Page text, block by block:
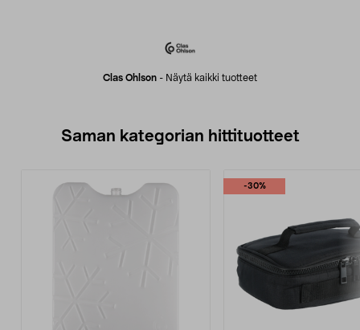
Clas Ohlson - Näytä kaikki tuotteet
Saman kategorian hittituotteet
-30%